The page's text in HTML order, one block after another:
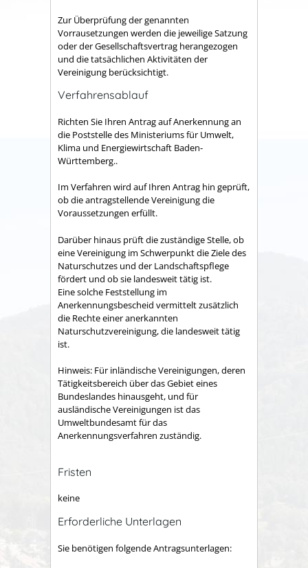
Zur Überprüfung der genannten
Vorrausetzungen werden die jeweilige Satzung
oder der Gesellschaftsvertrag herangezogen
und die tatsächlichen Aktivitäten der
Vereinigung berücksichtigt.
Verfahrensablauf
Richten Sie Ihren Antrag auf Anerkennung an
die Poststelle des Ministeriums für Umwelt,
Klima und Energiewirtschaft Baden-
Württemberg..
Im Verfahren wird auf Ihren Antrag hin geprüft,
ob die antragstellende Vereinigung die
Voraussetzungen erfüllt.
Darüber hinaus prüft die zuständige Stelle, ob
eine Vereinigung im Schwerpunkt die Ziele des
Naturschutzes und der Landschaftspflege
fördert und ob sie landesweit tätig ist.
Eine solche Feststellung im
Anerkennungsbescheid vermittelt zusätzlich
die Rechte einer anerkannten
Naturschutzvereinigung, die landesweit tätig
ist.
Hinweis: Für inländische Vereinigungen, deren
Tätigkeitsbereich über das Gebiet eines
Bundeslandes hinausgeht, und für
ausländische Vereinigungen ist das
Umweltbundesamt für das
Anerkennungsverfahren zuständig.
Fristen
keine
Erforderliche Unterlagen
Sie benötigen folgende Antragsunterlagen: